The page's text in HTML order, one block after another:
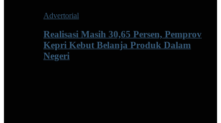
Advertorial
Realisasi Masih 30,65 Persen, Pemprov
Kepri Kebut Belanja Produk Dalam
Negeri